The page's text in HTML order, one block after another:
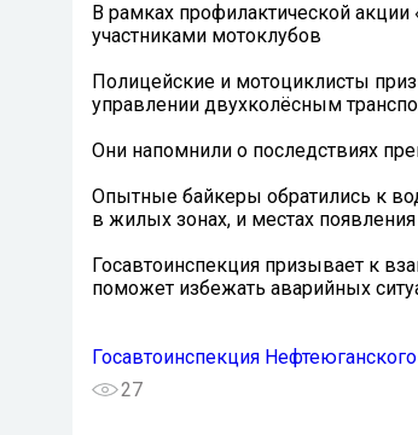
В рамках профилактической
участниками мотоклубов
Полицейские и мотоциклисты
управлении двухколёсным
Они напомнили о последствиях
️Опытные байкеры обратились к
в жилых зонах, и местах
Госавтоинспекция призывает к
поможет избежать аварийных
Госавтоинспекция
27